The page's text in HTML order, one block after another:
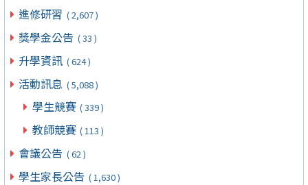
進修研習 ( 2,607 )
獎學金公告 ( 33 )
升學資訊 ( 624 )
活動訊息 ( 5,088 )
學生競賽 ( 339 )
教師競賽 ( 113 )
會議公告 ( 62 )
學生家長公告 ( 1,630 )